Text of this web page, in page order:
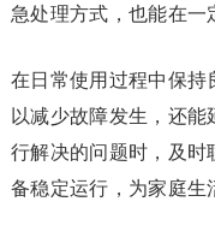
急处理方式，也能在一
在日常使用过程中保持
以减少故障发生，还
行解决的问题时，及时
备稳定运行，为家庭生